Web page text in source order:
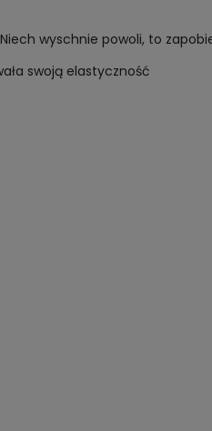
wyschnie powoli, to
swoją elastyczność